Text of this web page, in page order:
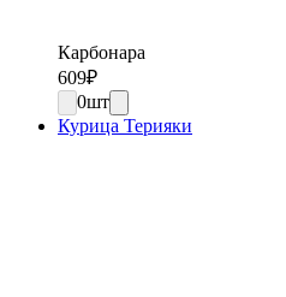
Карбонара
609₽
0шт
Курица Терияки